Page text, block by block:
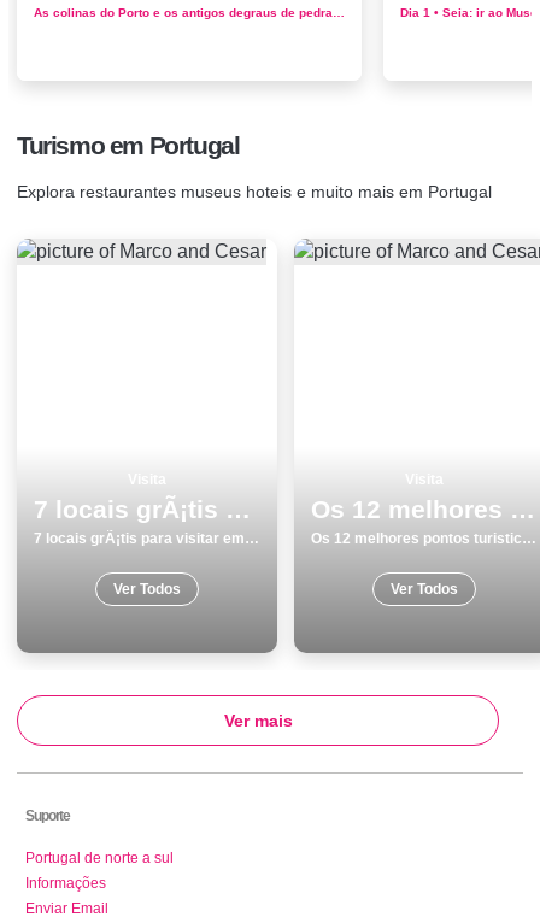
As colinas do Porto e os antigos degraus de pedra que conduzem desde os coloridos barcos no Rio Douro a cada um dos marcos extraordinários da c...
Turismo em Portugal
Explora restaurantes museus hoteis e muito mais em Portugal
7 locais grÃ¡tis para visitar em BraganÃ§a
7 locais grÃ¡tis para visitar em BraganÃ§a
Ver Todos
Os 12 melhores pontos turisticos e passeios em Monumentos Portalegre
Os 12 melhores pontos turisticos e passeios em Monumentos Portalegre
Ver Todos
Ver mais
Suporte
Portugal de norte a sul
Informações
Enviar Email